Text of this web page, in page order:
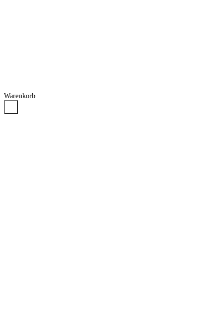
Warenkorb